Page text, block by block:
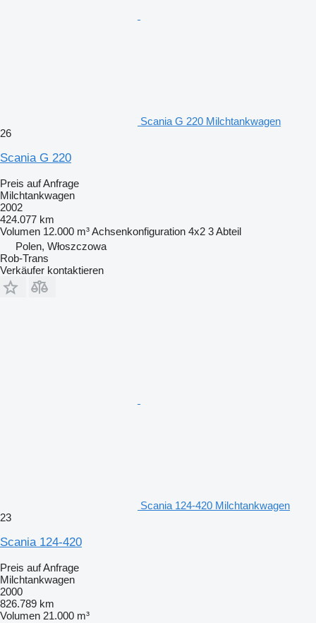
Scania G 220 Milchtankwagen
26
Scania G 220
Preis auf Anfrage
Milchtankwagen
2002
424.077 km
Volumen 12.000 m³Achsenkonfiguration 4x2 3 Abteil
Polen, Włoszczowa
Rob-Trans
Verkäufer kontaktieren
Scania 124-420 Milchtankwagen
23
Scania 124-420
Preis auf Anfrage
Milchtankwagen
2000
826.789 km
Volumen 21.000 m³